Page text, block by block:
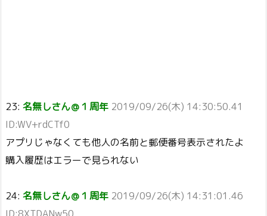
23: 名無しさん＠１周年 2019/09/26(木) 14:30:50.41
ID:WV+rdCTf0
アプリじゃなくても他人の名前と郵便番号表示されたよ
購入履歴はエラーで見られない
24: 名無しさん＠１周年 2019/09/26(木) 14:31:01.46